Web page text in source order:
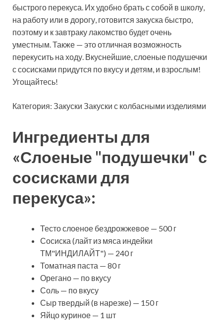
быстрого перекуса. Их удобно брать с собой в школу,
на работу или в дорогу, готовится закуска быстро,
поэтому и к завтраку лакомство будет очень
уместным. Также — это отличная возможность
перекусить на ходу. Вкуснейшие, слоеные подушечки
с сосисками придутся по вкусу и детям, и взрослым!
Угощайтесь!
Категория: Закуски Закуски с колбасными изделиями
Ингредиенты для
«Слоеные "подушечки" с
сосисками для
перекуса»:
Тесто слоеное бездрожжевое — 500 г
Сосиска (лайт из мяса индейки
ТМ"ИНДИЛАЙТ") — 240 г
Томатная паста — 80 г
Орегано — по вкусу
Соль — по вкусу
Сыр твердый (в нарезке) — 150 г
Яйцо куриное — 1 шт